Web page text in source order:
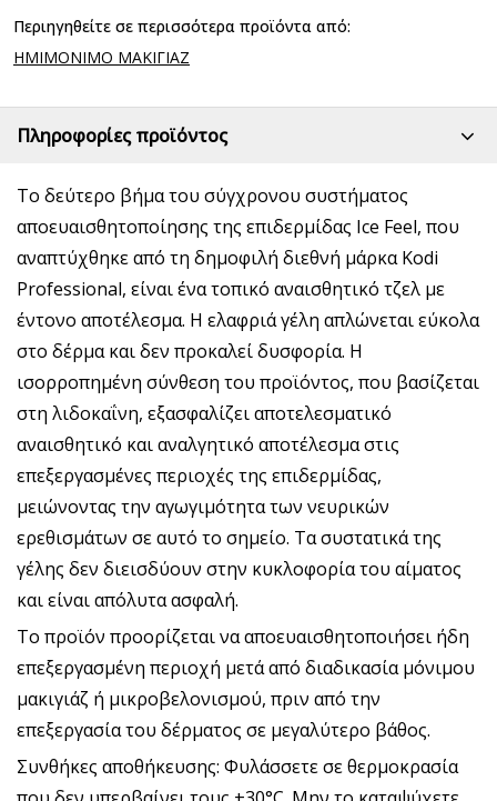
Περιηγηθείτε σε περισσότερα προϊόντα από:
ΗΜΙΜΟΝΙΜΟ ΜΑΚΙΓΙΑΖ
Πληροφορίες προϊόντος
Το δεύτερο βήμα του σύγχρονου συστήματος
αποευαισθητοποίησης της επιδερμίδας Ice Feel, που
αναπτύχθηκε από τη δημοφιλή διεθνή μάρκα Kodi
Professional, είναι ένα τοπικό αναισθητικό τζελ με
έντονο αποτέλεσμα. Η ελαφριά γέλη απλώνεται εύκολα
στο δέρμα και δεν προκαλεί δυσφορία. Η
ισορροπημένη σύνθεση του προϊόντος, που βασίζεται
στη λιδοκαΐνη, εξασφαλίζει αποτελεσματικό
αναισθητικό και αναλγητικό αποτέλεσμα στις
επεξεργασμένες περιοχές της επιδερμίδας,
μειώνοντας την αγωγιμότητα των νευρικών
ερεθισμάτων σε αυτό το σημείο. Τα συστατικά της
γέλης δεν διεισδύουν στην κυκλοφορία του αίματος
και είναι απόλυτα ασφαλή.
Το προϊόν προορίζεται να αποευαισθητοποιήσει ήδη
επεξεργασμένη περιοχή μετά από διαδικασία μόνιμου
μακιγιάζ ή μικροβελονισμού, πριν από την
επεξεργασία του δέρματος σε μεγαλύτερο βάθος.
Συνθήκες αποθήκευσης: Φυλάσσετε σε θερμοκρασία